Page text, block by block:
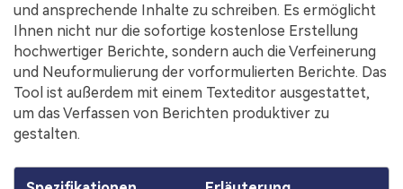
und ansprechende Inhalte zu schreiben. Es ermöglicht
Ihnen nicht nur die sofortige kostenlose Erstellung
hochwertiger Berichte, sondern auch die Verfeinerung
und Neuformulierung der vorformulierten Berichte. Das
Tool ist außerdem mit einem Texteditor ausgestattet,
um das Verfassen von Berichten produktiver zu
gestalten.